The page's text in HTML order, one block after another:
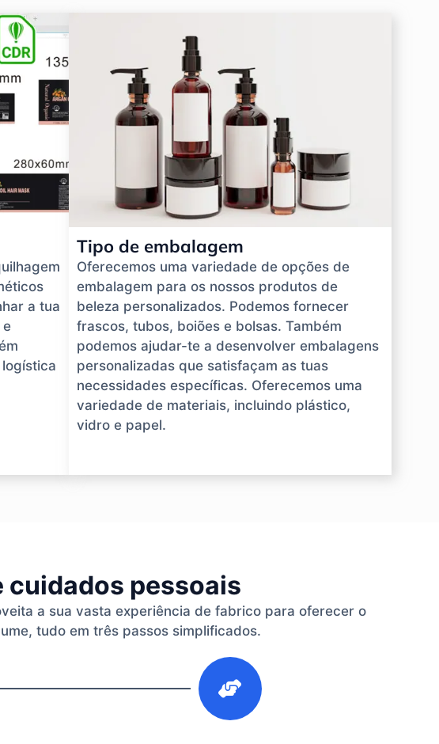
a tua
e
Tipo de embalagem
Oferecemos uma variedade de opções de
embalagem para os nossos produtos de
beleza personalizados. Podemos fornecer
frascos, tubos, boiões e bolsas. Também
podemos ajudar-te a desenvolver embalagens
personalizadas que satisfaçam as tuas
necessidades específicas. Oferecemos uma
variedade de materiais, incluindo plástico,
vidro e papel.
cuidados pessoais
a sua vasta experiência de fabrico para oferecer o
tudo em três passos simplificados.